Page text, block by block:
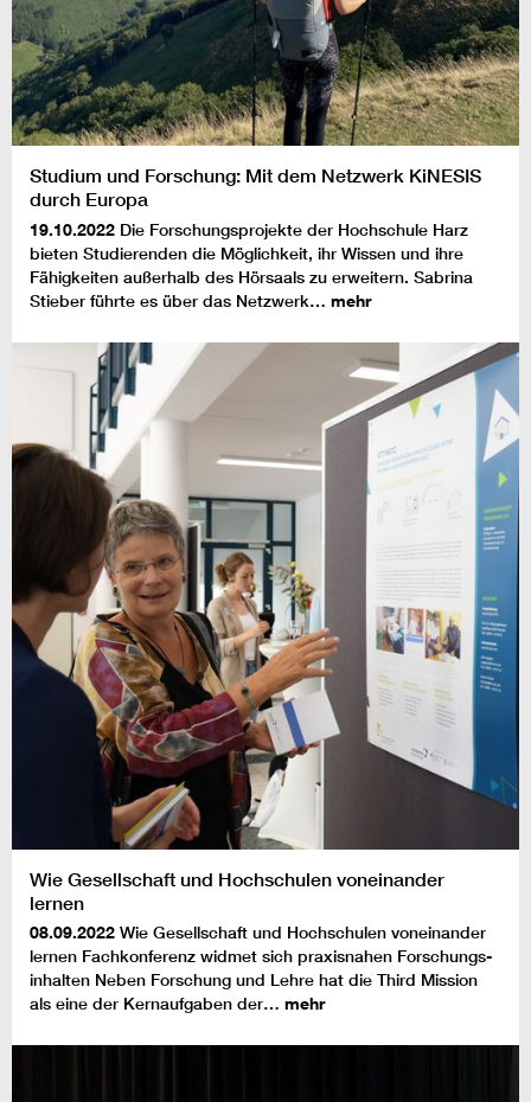
Studium und Forschung: Mit dem Netzwerk KiNESIS
durch Europa
19.10.2022 Die Forschungsprojekte der Hochschule Harz
bieten Studierenden die Möglichkeit, ihr Wissen und ihre
Fähigkeiten außerhalb des Hörsaals zu erweitern. Sabrina
Stieber führte es über das Netzwerk… mehr
Wie Gesellschaft und Hochschulen voneinander
lernen
08.09.2022 Wie Gesellschaft und Hochschulen voneinander
lernen Fachkonferenz widmet sich praxisnahen Forschungs-
inhalten Neben Forschung und Lehre hat die Third Mission
als eine der Kernaufgaben der… mehr